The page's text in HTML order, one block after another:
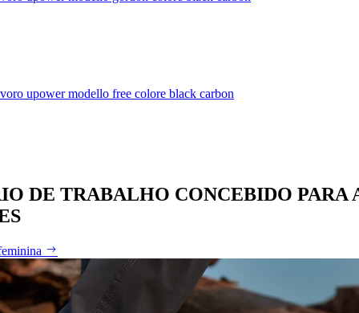
DE TRABALHO CONCEBIDO PARA